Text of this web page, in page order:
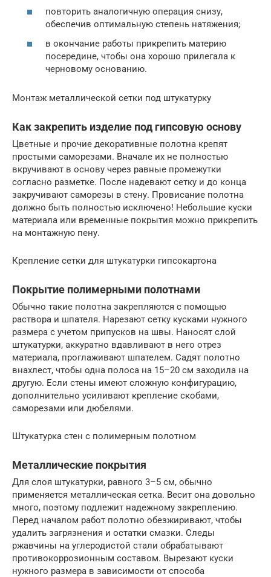
повторить аналогичную операция снизу,
обеспечив оптимальную степень натяжения;
в окончание работы прикрепить материю
посередине, чтобы она хорошо прилегала к
черновому основанию.
Монтаж металлической сетки под штукатурку
Как закрепить изделие под гипсовую основу
Цветные и прочие декоративные полотна крепят
простыми саморезами. Вначале их не полностью
вкручивают в основу через равные промежутки
согласно разметке. После надевают сетку и до конца
закручивают саморезы в стену. Провисание полотна
должно быть полностью исключено! Небольшие куски
материала или временные покрытия можно прикрепить
на монтажную пену.
Крепление сетки для штукатурки гипсокартона
Покрытие полимерными полотнами
Обычно такие полотна закрепляются с помощью
раствора и шпателя. Нарезают сетку кусками нужного
размера с учетом припусков на швы. Наносят слой
штукатурки, аккуратно вдавливают в него отрез
материала, проглаживают шпателем. Садят полотно
внахлест, чтобы одна полоса на 15–20 см заходила на
другую. Если стены имеют сложную конфигурацию,
дополнительно усиливают крепление скобами,
саморезами или дюбелями.
Штукатурка стен с полимерным полотном
Металлические покрытия
Для слоя штукатурки, равного 3–5 см, обычно
применяется металлическая сетка. Весит она довольно
много, поэтому подлежит надежному закреплению.
Перед началом работ полотно обезжиривают, чтобы
удалить загрязнения и остатки смазки. Следы
ржавчины на углеродистой стали обрабатывают
противокоррозионным составом. Вырезают куски
нужного размера в зависимости от способа